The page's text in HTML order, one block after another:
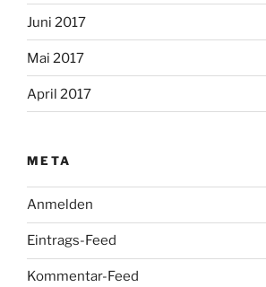
Juni 2017
Mai 2017
April 2017
META
Anmelden
Eintrags-Feed
Kommentar-Feed